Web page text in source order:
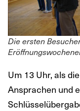
Die ersten
Um 13 Uhr, als
Ansprachen und